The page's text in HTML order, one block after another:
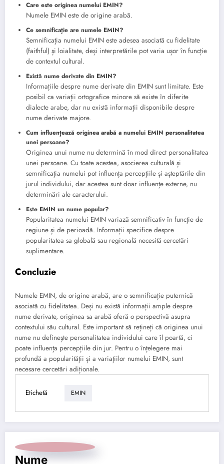
Care este originea numelui EMIN?
Numele EMIN este de origine arabă.
Ce semnificație are numele EMIN?
Semnificația numelui EMIN este adesea asociată cu fidelitate
(faithful) și loialitate, deși interpretările pot varia ușor în funcție
de contextul cultural.
Există nume derivate din EMIN?
Informațiile despre nume derivate din EMIN sunt limitate. Este
posibil ca variații ortografice minore să existe în diferite
dialecte arabe, dar nu există informații disponibile despre
nume derivate majore.
Cum influențează originea arabă a numelui EMIN personalitatea
unei persoane?
Originea unui nume nu determină în mod direct personalitatea
unei persoane. Cu toate acestea, asocierea culturală și
semnificația numelui pot influența percepțiile și așteptările din
jurul individului, dar acestea sunt doar influențe externe, nu
determinări ale caracterului.
Este EMIN un nume popular?
Popularitatea numelui EMIN variază semnificativ în funcție de
regiune și de perioadă. Informații specifice despre
popularitatea sa globală sau regională necesită cercetări
suplimentare.
Concluzie
Numele EMIN, de origine arabă, are o semnificație puternică
asociată cu fidelitatea. Deși nu există informații ample despre
nume derivate, originea sa arabă oferă o perspectivă asupra
contextului său cultural. Este important să rețineți că originea unui
nume nu definește personalitatea individului care îl poartă, ci
poate influența percepțiile din jur. Pentru o înțelegere mai
profundă a popularității și a variațiilor numelui EMIN, sunt
necesare cercetări adiționale.
Etichetă EMIN
Nume